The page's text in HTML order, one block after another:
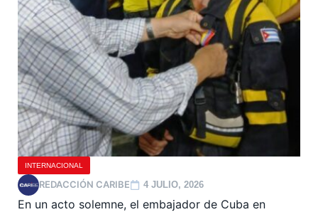
INTERNACIONAL
REDACCIÓN CARIBE 4 JULIO, 2026
En un acto solemne, el embajador de Cuba en